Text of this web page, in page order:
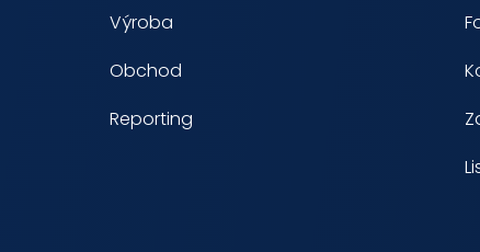
Výroba
Obchod
Reporting